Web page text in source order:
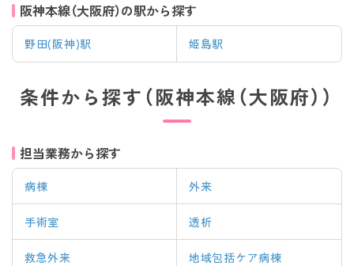
阪神本線（大阪府）の駅から探す
野田(阪神)駅 姫島駅
条件から探す（阪神本線（大阪府））
担当業務から探す
病棟 外来
手術室 透析
救急外来 地域包括ケア病棟